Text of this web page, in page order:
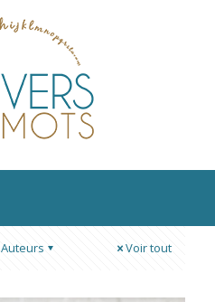
Auteurs Voir tout